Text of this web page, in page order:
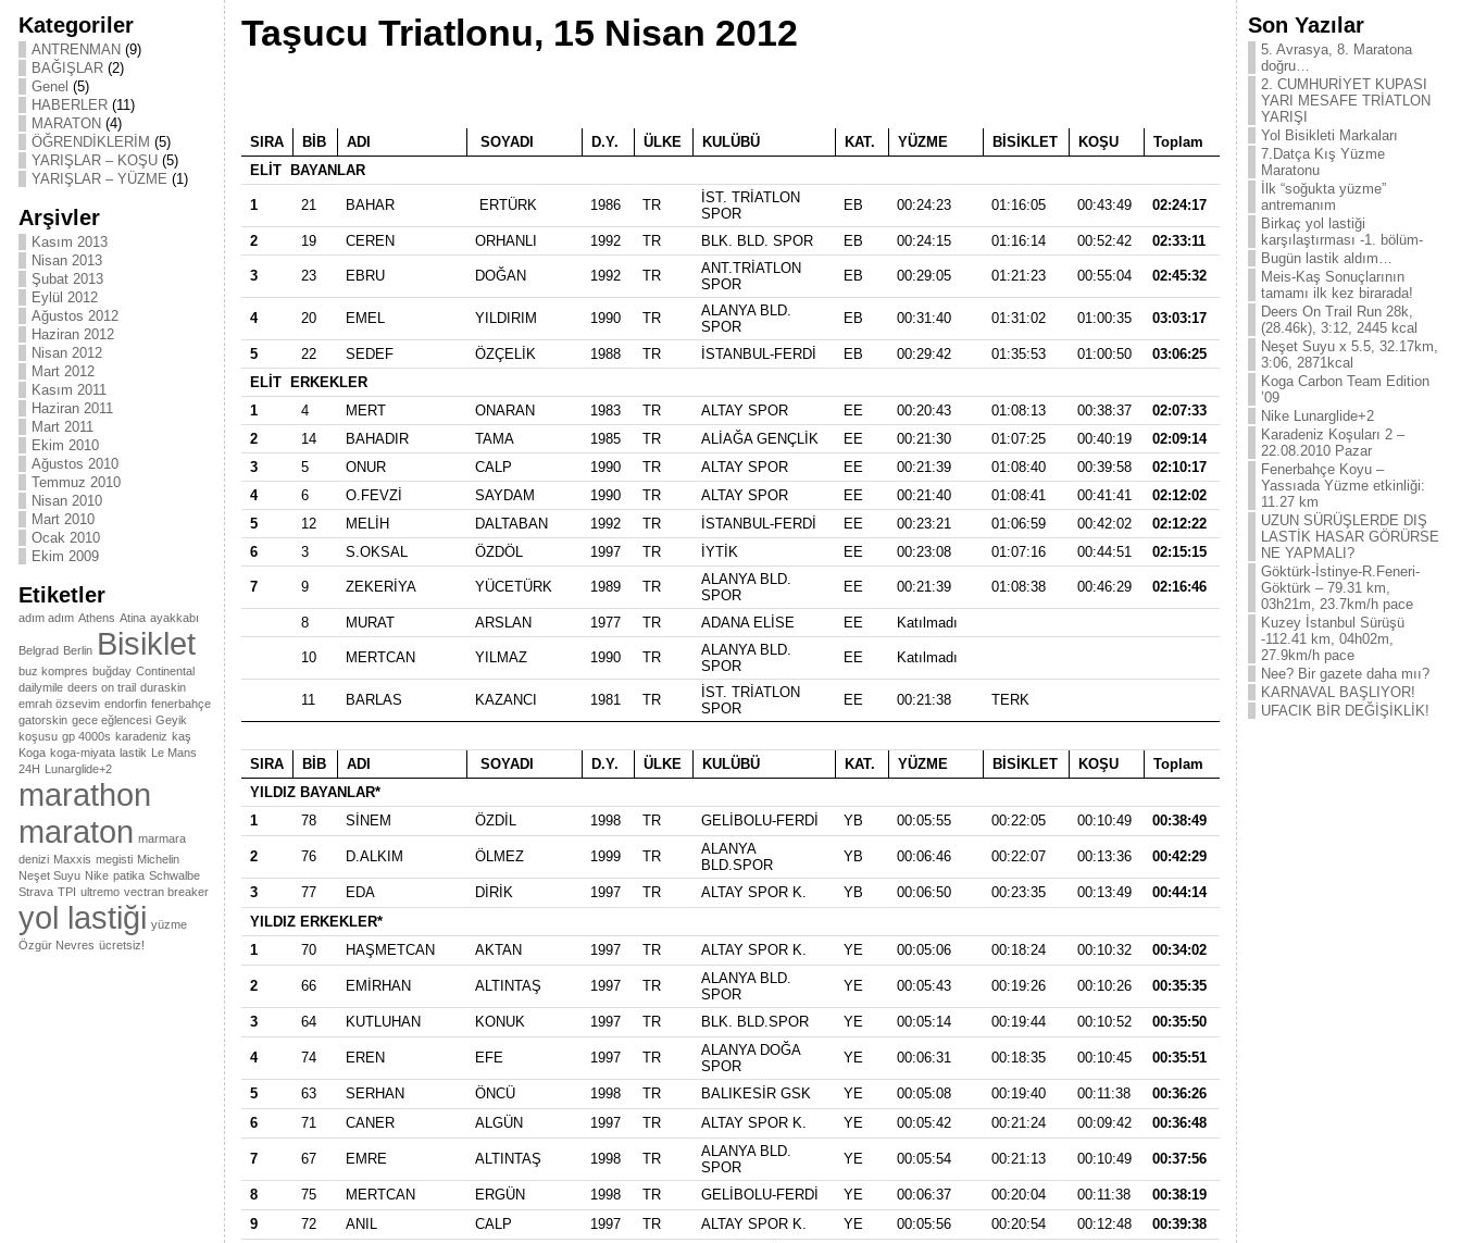
Kategoriler
ANTRENMAN (9)
BAĞIŞLAR(2)
Genel (5)
HABERLER(11)
MARATON (4)
ÖĞRENDİKLERİM (5)
YARIŞLAR – KOŞU(5)
YARIŞLAR – YÜZME (1)
Arşivler
Kasım 2013
Nisan 2013
Şubat 2013
Eylül 2012
Ağustos 2012
Haziran 2012
Nisan 2012
Mart 2012
Kasım 2011
Haziran 2011
Mart 2011
Ekim 2010
Ağustos 2010
Temmuz 2010
Nisan 2010
Mart 2010
Ocak 2010
Ekim 2009
Etiketler
adım adım Athens Atina ayakkabı
Belgrad Berlin Bisiklet
buz kompres buğday Continental
dailymile deers on trail duraskin
emrah özsevim endorfin fenerbahçe
gatorskin gece eğlencesi Geyik
koşusu gp 4000s karadeniz kaş
Koga koga-miyata lastik Le Mans
24H Lunarglide+2
marathon
maraton marmara
denizi Maxxis megisti Michelin
Neşet Suyu Nike patika Schwalbe
Strava TPI ultremo vectran breaker
yol lastiği yüzme
Özgür Nevres ücretsiz!
Taşucu Triatlonu, 15 Nisan 2012
SIRA BİB ADI SOYADI D.Y. ÜLKE KULÜBÜ KAT. YÜZME BİSİKLET KOŞU
Toplam
ELİT BAYANLAR
1 21 BAHAR ERTÜRK 1986 TR
İST. TRİATLON
SPOR
EB 00:24:23 01:16:05 00:43:49 02:24:17
2 19 CEREN ORHANLI 1992 TR BLK. BLD. SPOR EB 00:24:15 01:16:14 00:52:42 02:33:11
3 23 EBRU DOĞAN 1992 TR
ANT.TRİATLON
SPOR
EB 00:29:05 01:21:23 00:55:04 02:45:32
4 20 EMEL YILDIRIM 1990 TR
ALANYA BLD.
SPOR
EB 00:31:40 01:31:02 01:00:35 03:03:17
5 22 SEDEF ÖZÇELİK 1988 TR İSTANBUL-FERDİ EB 00:29:42 01:35:53 01:00:50
03:06:25
ELİT ERKEKLER
1
4 MERT ONARAN 1983 TR ALTAY SPOR EE 00:20:43 01:08:13 00:38:37
02:07:33
2
14 BAHADIR TAMA 1985 TR ALİAĞA GENÇLİK EE 00:21:30 01:07:25 00:40:19
02:09:14
3
5 ONUR CALP 1990 TR ALTAY SPOR EE 00:21:39 01:08:40 00:39:58
02:10:17
4
6 O.FEVZİ SAYDAM 1990 TR ALTAY SPOR EE 00:21:40 01:08:41 00:41:41
02:12:02
5
12 MELİH DALTABAN 1992 TR İSTANBUL-FERDİ EE 00:23:21 01:06:59 00:42:02
02:12:22
6
3 S.OKSAL ÖZDÖL 1997 TR İYTİK EE 00:23:08 01:07:16 00:44:51 02:15:15
7 9 ZEKERİYA YÜCETÜRK 1989 TR
ALANYA BLD.
SPOR
EE 00:21:39 01:08:38 00:46:29 02:16:46
8 MURAT ARSLAN 1977 TR ADANA ELİSE EE Katılmadı
10 MERTCAN YILMAZ 1990 TR
ALANYA BLD.
SPOR
EE Katılmadı
11 BARLAS KAZANCI 1981 TR
İST. TRİATLON
SPOR
EE 00:21:38 TERK
SIRA BİB ADI SOYADI D.Y. ÜLKE KULÜBÜ KAT. YÜZME BİSİKLET KOŞU
Toplam
YILDIZ BAYANLAR*
1
78 SİNEM ÖZDİL 1998 TR GELİBOLU-FERDİ YB 00:05:55 00:22:05 00:10:49 00:38:49
2 76 D.ALKIM ÖLMEZ 1999 TR
ALANYA
BLD.SPOR
YB 00:06:46 00:22:07 00:13:36 00:42:29
3 77 EDA DİRİK 1997 TR ALTAY SPOR K. YB 00:06:50 00:23:35 00:13:49
00:44:14
YILDIZ ERKEKLER*
1
70 HAŞMETCAN AKTAN 1997 TR ALTAY SPOR K. YE 00:05:06 00:18:24 00:10:32 00:34:02
2 66 EMİRHAN ALTINTAŞ 1997 TR
ALANYA BLD.
SPOR
YE 00:05:43 00:19:26 00:10:26 00:35:35
3 64 KUTLUHAN KONUK 1997 TR BLK. BLD.SPOR YE 00:05:14 00:19:44 00:10:52 00:35:50
4 74 EREN EFE 1997 TR
ALANYA DOĞA
SPOR
YE 00:06:31 00:18:35 00:10:45 00:35:51
5 63 SERHAN ÖNCÜ 1998 TR BALIKESİR GSK YE 00:05:08 00:19:40 00:11:38
00:36:26
6
71 CANER ALGÜN 1997 TR ALTAY SPOR K. YE 00:05:42 00:21:24 00:09:42 00:36:48
7 67 EMRE ALTINTAŞ 1998 TR
ALANYA BLD.
SPOR
YE 00:05:54 00:21:13 00:10:49 00:37:56
8 75 MERTCAN ERGÜN 1998 TR GELİBOLU-FERDİ YE 00:06:37 00:20:04 00:11:38
00:38:19
9
72 ANIL CALP 1997 TR ALTAY SPOR K. YE 00:05:56 00:20:54 00:12:48 00:39:38
Son Yazılar
5. Avrasya, 8. Maratona
doğru…
2. CUMHURİYET KUPASI
YARI MESAFE TRİATLON
YARIŞI
Yol Bisikleti Markaları
7.Datça Kış Yüzme
Maratonu
İlk “soğukta yüzme”
antremanım
Birkaç yol lastiği
karşılaştırması -1. bölüm-
Bugün lastik aldım…
Meis-Kaş Sonuçlarının
tamamı ilk kez birarada!
Deers On Trail Run 28k,
(28.46k), 3:12, 2445 kcal
Neşet Suyu x 5.5, 32.17km,
3:06, 2871kcal
Koga Carbon Team Edition
’09
Nike Lunarglide+2
Karadeniz Koşuları 2 –
22.08.2010 Pazar
Fenerbahçe Koyu –
Yassıada Yüzme etkinliği:
11.27 km
UZUN SÜRÜŞLERDE DIŞ
LASTİK HASAR GÖRÜRSE
NE YAPMALI?
Göktürk-İstinye-R.Feneri-
Göktürk – 79.31 km,
03h21m, 23.7km/h pace
Kuzey İstanbul Sürüşü
-112.41 km, 04h02m,
27.9km/h pace
Nee? Bir gazete daha mıı?
KARNAVAL BAŞLIYOR!
UFACIK BİR DEĞİŞİKLİK!